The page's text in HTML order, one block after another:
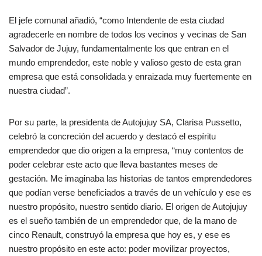
El jefe comunal añadió, “como Intendente de esta ciudad
agradecerle en nombre de todos los vecinos y vecinas de San
Salvador de Jujuy, fundamentalmente los que entran en el
mundo emprendedor, este noble y valioso gesto de esta gran
empresa que está consolidada y enraizada muy fuertemente en
nuestra ciudad”.
Por su parte, la presidenta de Autojujuy SA, Clarisa Pussetto,
celebró la concreción del acuerdo y destacó el espíritu
emprendedor que dio origen a la empresa, “muy contentos de
poder celebrar este acto que lleva bastantes meses de
gestación. Me imaginaba las historias de tantos emprendedores
que podían verse beneficiados a través de un vehículo y ese es
nuestro propósito, nuestro sentido diario. El origen de Autojujuy
es el sueño también de un emprendedor que, de la mano de
cinco Renault, construyó la empresa que hoy es, y ese es
nuestro propósito en este acto: poder movilizar proyectos,